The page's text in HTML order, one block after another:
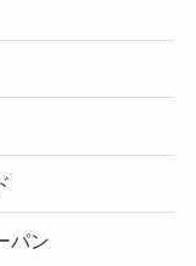
パン